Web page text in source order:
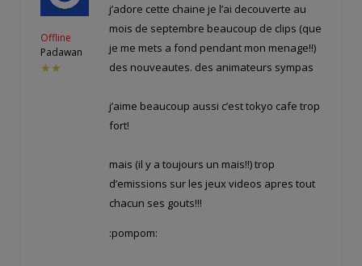
Offline
Padawan
★★
j’adore cette chaine je l’ai decouverte au
mois de septembre beaucoup de clips (que
je me mets a fond pendant mon menage!!)
des nouveautes. des animateurs sympas
j’aime beaucoup aussi c’est tokyo cafe trop
fort!
mais (il y a toujours un mais!!) trop
d’emissions sur les jeux videos apres tout
chacun ses gouts!!!
:pompom: